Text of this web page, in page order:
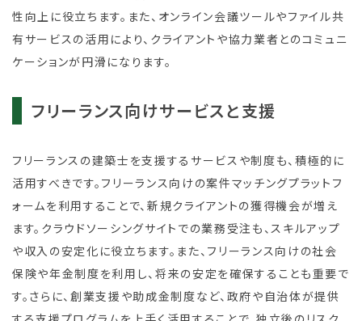
性向上に役立ちます。また、オンライン会議ツールやファイル共
有サービスの活用により、クライアントや協力業者とのコミュニ
ケーションが円滑になります。
フリーランス向けサービスと支援
フリーランスの建築士を支援するサービスや制度も、積極的に
活用すべきです。フリーランス向けの案件マッチングプラットフ
ォームを利用することで、新規クライアントの獲得機会が増え
ます。クラウドソーシングサイトでの業務受注も、スキルアップ
や収入の安定化に役立ちます。また、フリーランス向けの社会
保険や年金制度を利用し、将来の安定を確保することも重要で
す。さらに、創業支援や助成金制度など、政府や自治体が提供